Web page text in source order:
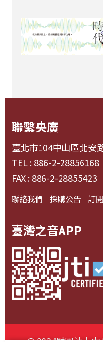
聯繫央廣
臺北市104中山區北安
TEL : 886-2-28856168
FAX : 886-2-28855423
聯絡我們 採購公告 訂
臺灣之音APP